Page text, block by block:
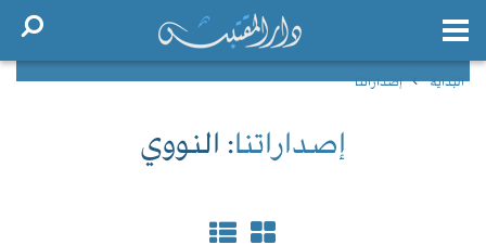
البداية إصداراتنا
إصداراتنا: النووي